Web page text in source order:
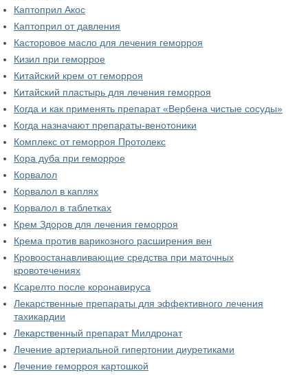
Каптоприл Акос
Каптоприл от давления
Касторовое масло для лечения геморроя
Кизил при геморрое
Китайский крем от геморроя
Китайский пластырь для лечения геморроя
Когда и как применять препарат «Вербена чистые сосуды»
Когда назначают препараты-венотоники
Комплекс от геморроя Протолекс
Кора дуба при геморрое
Корвалол
Корвалол в каплях
Корвалол в таблетках
Крем Здоров для лечения геморроя
Крема против варикозного расширения вен
Кровоостанавливающие средства при маточных
кровотечениях
Ксарелто после коронавируса
Лекарственные препараты для эффективного лечения
тахикардии
Лекарственный препарат Милдронат
Лечение артериальной гипертонии диуретиками
Лечение геморроя картошкой